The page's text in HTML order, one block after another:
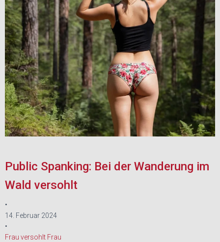
Public Spanking: Bei der Wanderung im
Wald versohlt
•
14. Februar 2024
•
Frau versohlt Frau